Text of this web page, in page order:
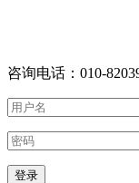
咨询电话：010-
登录